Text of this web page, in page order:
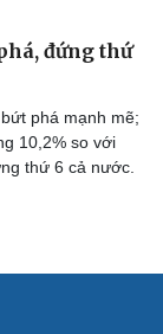
đứng thứ
phá mạnh mẽ;
10,2% so với
thứ 6 cả nước.